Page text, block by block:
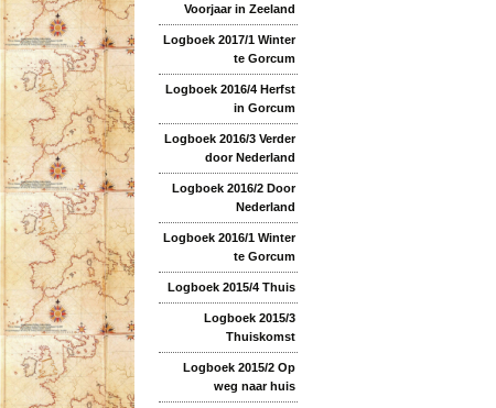
Voorjaar in Zeeland
Logboek 2017/1 Winter
te Gorcum
Logboek 2016/4 Herfst
in Gorcum
Logboek 2016/3 Verder
door Nederland
Logboek 2016/2 Door
Nederland
Logboek 2016/1 Winter
te Gorcum
Logboek 2015/4 Thuis
Logboek 2015/3
Thuiskomst
Logboek 2015/2 Op
weg naar huis